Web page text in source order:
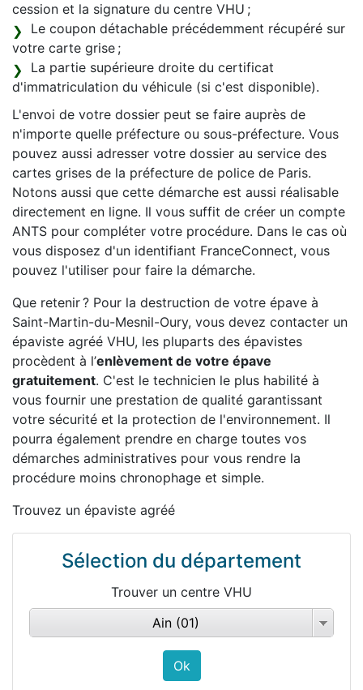
cession et la signature du centre VHU ;
Le coupon détachable précédemment récupéré sur
votre carte grise ;
La partie supérieure droite du certificat
d'immatriculation du véhicule (si c'est disponible).
L'envoi de votre dossier peut se faire auprès de
n'importe quelle préfecture ou sous-préfecture. Vous
pouvez aussi adresser votre dossier au service des
cartes grises de la préfecture de police de Paris.
Notons aussi que cette démarche est aussi réalisable
directement en ligne. Il vous suffit de créer un compte
ANTS pour compléter votre procédure. Dans le cas où
vous disposez d'un identifiant FranceConnect, vous
pouvez l'utiliser pour faire la démarche.
Que retenir ? Pour la destruction de votre épave à
Saint-Martin-du-Mesnil-Oury, vous devez contacter un
épaviste agréé VHU, les pluparts des épavistes
procèdent à l’enlèvement de votre épave
gratuitement. C'est le technicien le plus habilité à
vous fournir une prestation de qualité garantissant
votre sécurité et la protection de l'environnement. Il
pourra également prendre en charge toutes vos
démarches administratives pour vous rendre la
procédure moins chronophage et simple.
Trouvez un épaviste agréé
Sélection du département
Trouver un centre VHU
Ain (01)